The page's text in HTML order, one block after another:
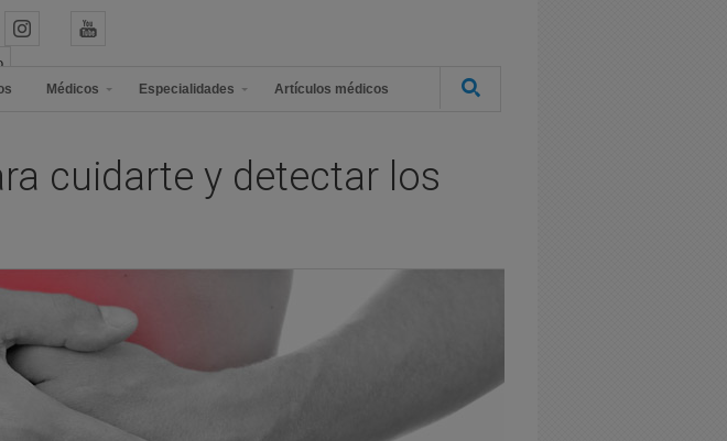
Médicos Especialidades Artículos médicos
cuidarte y detectar los